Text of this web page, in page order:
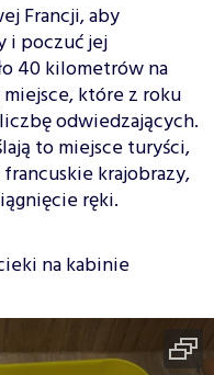
Francji, aby
i poczuć jej
40 kilometrów na
które z roku
odwiedzających.
to miejsce turyści,
krajobrazy,
ręki.
na kabinie